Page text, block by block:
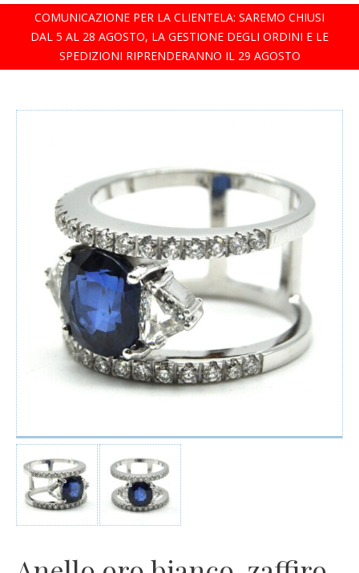
Uomo
Argenti
Offerte
COMUNICAZIONE PER LA CLIENTELA: SAREMO CHIUSI
DAL 5 AL 28 AGOSTO, LA GESTIONE DEGLI ORDINI E LE
SPEDIZIONI RIPRENDERANNO IL 29 AGOSTO